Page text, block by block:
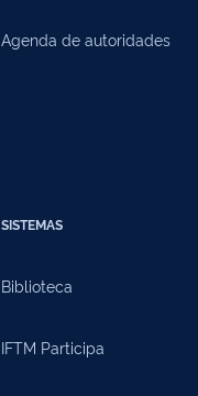
Agenda de autoridades
SISTEMAS
Biblioteca
IFTM Participa